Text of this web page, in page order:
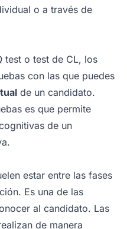
o a través de
test o test de CL, los
con las que puedes
de un candidato.
es que permite
de un
estar entre las fases
Es una de las
al candidato. Las
de manera